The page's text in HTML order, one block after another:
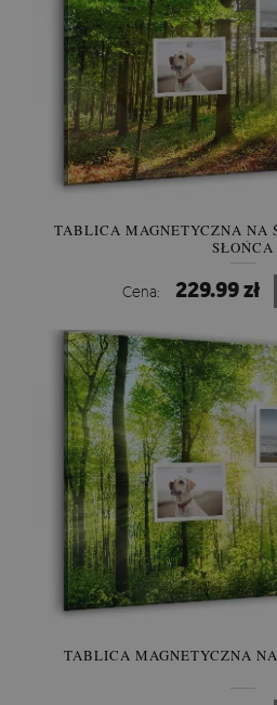
TABLICA MAGNETYCZNA NA
SŁOŃCA
Cena: 229.99 zł
TABLICA MAGNETYCZNA